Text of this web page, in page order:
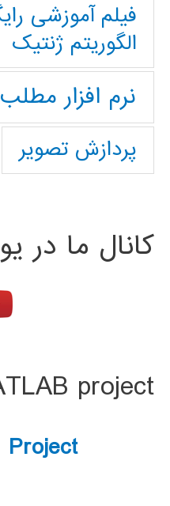
فیلم آموزشی
الگوریتم ژنتیک
نرم افزار مطلب
پردازش تصویر
کانال ما در
project